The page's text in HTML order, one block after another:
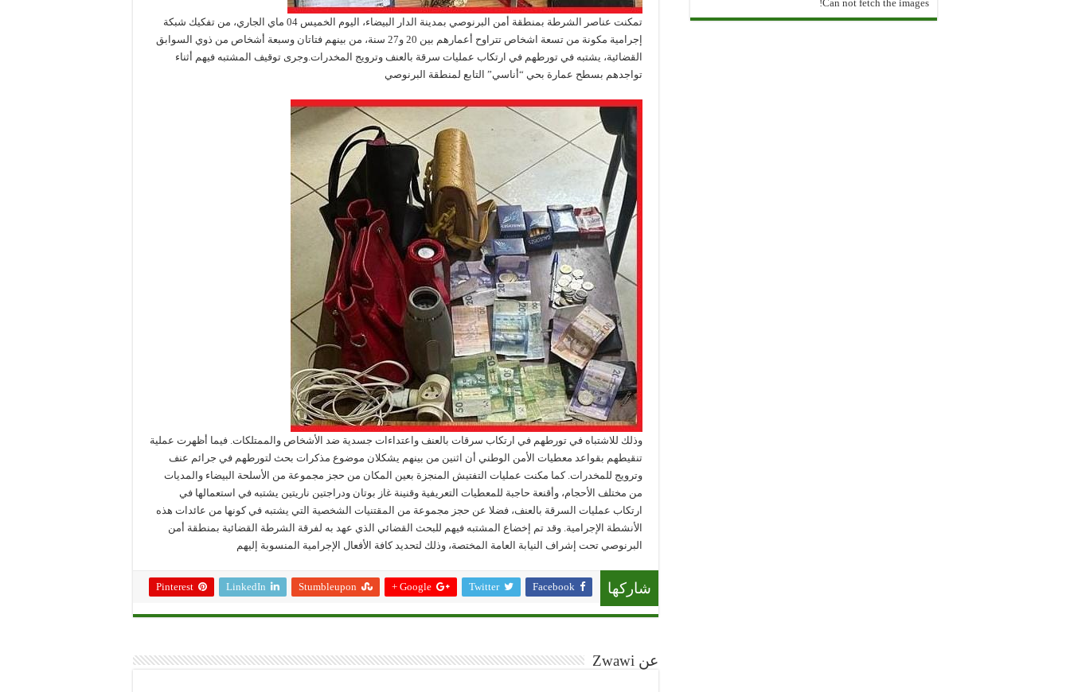
تمكنت عناصر الشرطة بمنطقة أمن البرنوصي بمدينة الدار البيضاء، اليوم الخميس 04 ماي الجاري، من تفكيك شبكة
إجرامية مكونة من تسعة اشخاص تتراوح أعمارهم بين 20 و27 سنة، من بينهم فتاتان وسبعة أشخاص من ذوي السوابق
القضائية، يشتبه في تورطهم في ارتكاب عمليات سرقة بالعنف وترويج المخدرات.وجرى توقيف المشتبه فيهم أثناء
تواجدهم بسطح عمارة بحي “أناسي” التابع لمنطقة البرنوصي
وذلك للاشتباه في تورطهم في ارتكاب سرقات بالعنف واعتداءات جسدية ضد الأشخاص والممتلكات. فيما أظهرت عملية
تنقيطهم بقواعد معطيات الأمن الوطني أن اثنين من بينهم يشكلان موضوع مذكرات بحث لتورطهم في جرائم عنف
وترويج للمخدرات. كما مكنت عمليات التفتيش المنجزة بعين المكان من حجز مجموعة من الأسلحة البيضاء والمديات
من مختلف الأحجام، وأقنعة حاجبة للمعطيات التعريفية وقنينة غاز بوتان ودراجتين ناريتين يشتبه في استعمالها في
ارتكاب عمليات السرقة بالعنف، فضلا عن حجز مجموعة من المقتنيات الشخصية التي يشتبه في كونها من عائدات هذه
الأنشطة الإجرامية. وقد تم إخضاع المشتبه فيهم للبحث القضائي الذي عهد به لفرقة الشرطة القضائية بمنطقة أمن
البرنوصي تحت إشراف النيابة العامة المختصة، وذلك لتحديد كافة الأفعال الإجرامية المنسوبة إليهم
شاركها Facebook
Twitter
Google +
Stumbleupon
LinkedIn
Pinterest
عن Zwawi
Can not fetch the images!